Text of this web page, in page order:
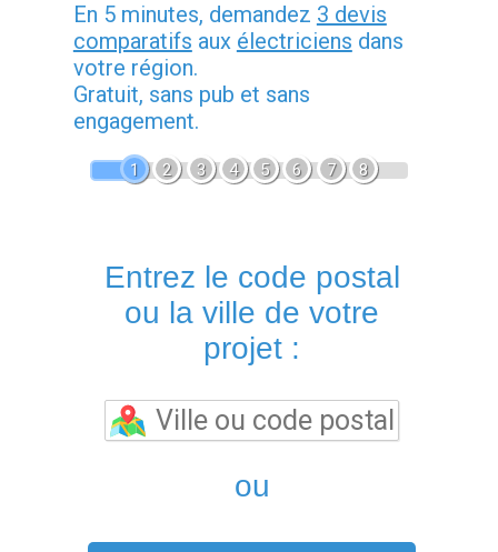
En 5 minutes, demandez 3 devis
comparatifs aux électriciens dans
votre région.
Gratuit, sans pub et sans
engagement.
1 2 3 4 5 6 7 8
Entrez le code postal
ou la ville de votre
projet :
ou